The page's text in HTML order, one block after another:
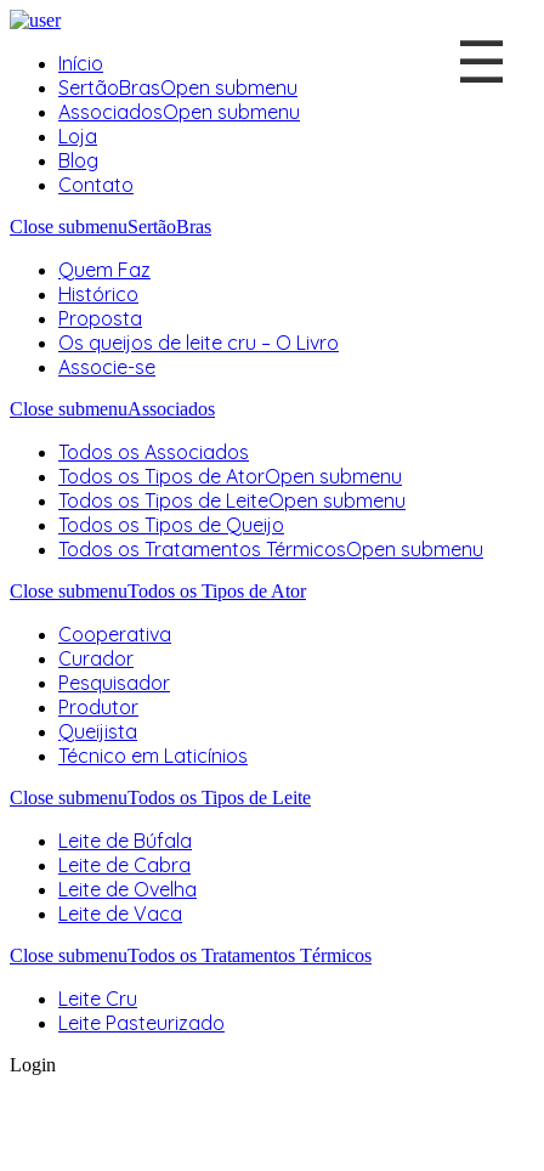
Início
SertãoBrasOpen submenu
AssociadosOpen submenu
Loja
Blog
Contato
Close submenuSertãoBras
Quem Faz
Histórico
Proposta
Os queijos de leite cru – O Livro
Associe-se
Close submenuAssociados
Todos os Associados
Todos os Tipos de AtorOpen submenu
Todos os Tipos de LeiteOpen submenu
Todos os Tipos de Queijo
Todos os Tratamentos TérmicosOpen submenu
Close submenuTodos os Tipos de Ator
Cooperativa
Curador
Pesquisador
Produtor
Queijista
Técnico em Laticínios
Close submenuTodos os Tipos de Leite
Leite de Búfala
Leite de Cabra
Leite de Ovelha
Leite de Vaca
Close submenuTodos os Tratamentos Térmicos
Leite Cru
Leite Pasteurizado
Login
☰